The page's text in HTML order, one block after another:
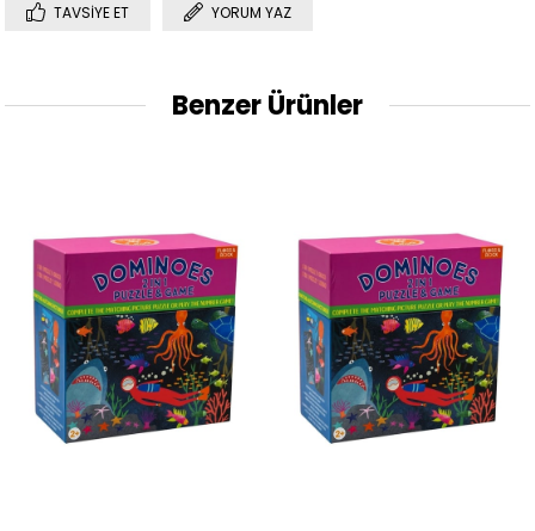
TAVSIYE ET YORUM YAZ
Benzer Ürünler